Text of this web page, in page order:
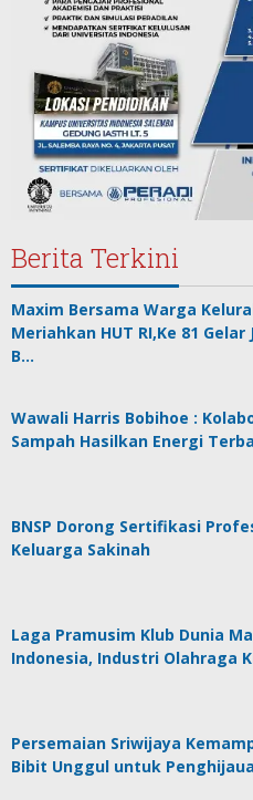
Berita Terkini
Maxim Bersama Warga
Meriahkan HUT RI,Ke 81 Gelar
B…
Wawali Harris Bobihoe :
Sampah Hasilkan Energi
BNSP Dorong Sertifikasi
Keluarga Sakinah
Laga Pramusim Klub Dunia
Indonesia, Industri Olahraga
Persemaian Sriwijaya
Bibit Unggul untuk